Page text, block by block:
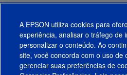
A EPSON utiliza cookies para
experiência, analisar o tráfego de
personalizar o conteúdo. Ao
site, você concorda com o uso de
gerenciar suas preferências de